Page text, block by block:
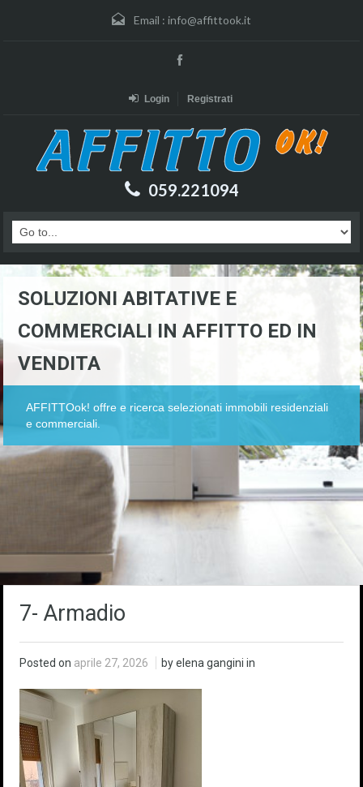
Email : info@affittook.it
Login Registrati
059.221094
SOLUZIONI ABITATIVE E
COMMERCIALI IN AFFITTO ED IN
VENDITA
AFFITTOok! offre e ricerca selezionati immobili residenziali
e commerciali.
7- Armadio
Posted on aprile 27, 2026 by elena gangini in